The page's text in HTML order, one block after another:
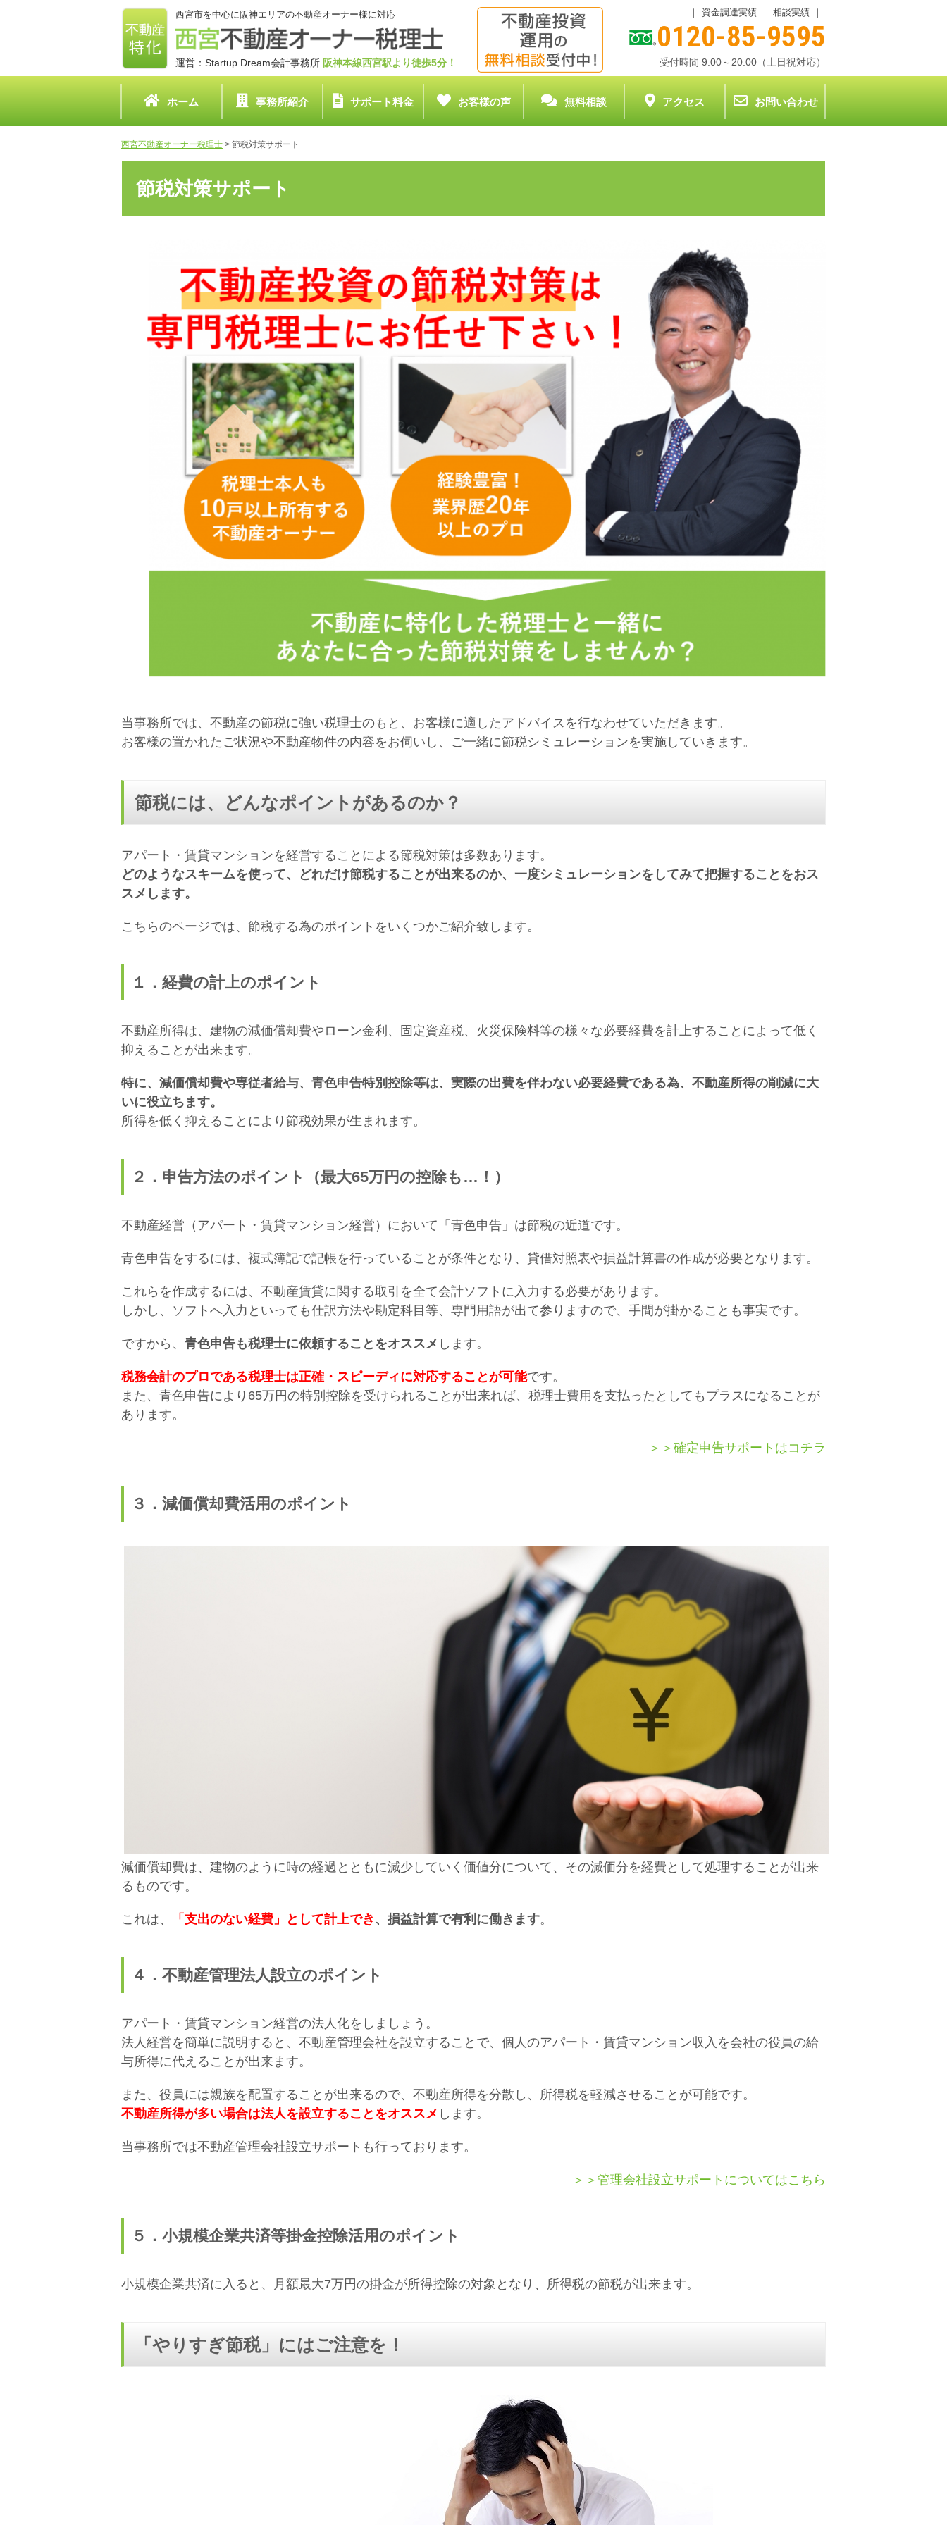
西宮市を中心に阪神エリアの不動産オーナー様に対応
運営：Startup Dream会計事務所 阪神本線西宮駅より徒歩5分！
｜ 資金調達実績 ｜ 相談実績 ｜
0120-85-9595
受付時間 9:00～20:00（土日祝対応）
ホーム 事務所紹介 サポート料金 お客様の声 無料相談 アクセス お問い合わせ
西宮不動産オーナー税理士 > 節税対策サポート
節税対策サポート
当事務所では、不動産の節税に強い税理士のもと、お客様に適したアドバイスを行なわせていただきます。
お客様の置かれたご状況や不動産物件の内容をお伺いし、ご一緒に節税シミュレーションを実施していきます。
節税には、どんなポイントがあるのか？
アパート・賃貸マンションを経営することによる節税対策は多数あります。
どのようなスキームを使って、どれだけ節税することが出来るのか、一度シミュレーションをしてみて把握することをおス
スメします。
こちらのページでは、節税する為のポイントをいくつかご紹介致します。
１．経費の計上のポイント
不動産所得は、建物の減価償却費やローン金利、固定資産税、火災保険料等の様々な必要経費を計上することによって低く
抑えることが出来ます。
特に、減価償却費や専従者給与、青色申告特別控除等は、実際の出費を伴わない必要経費である為、不動産所得の削減に大
いに役立ちます。
所得を低く抑えることにより節税効果が生まれます。
２．申告方法のポイント（最大65万円の控除も…！）
不動産経営（アパート・賃貸マンション経営）において「青色申告」は節税の近道です。
青色申告をするには、複式簿記で記帳を行っていることが条件となり、貸借対照表や損益計算書の作成が必要となります。
これらを作成するには、不動産賃貸に関する取引を全て会計ソフトに入力する必要があります。
しかし、ソフトへ入力といっても仕訳方法や勘定科目等、専門用語が出て参りますので、手間が掛かることも事実です。
ですから、 青色申告も税理士に依頼することをオススメ します。
税務会計のプロである税理士は正確・スピーディに対応することが可能です。
また、青色申告により65万円の特別控除を受けられることが出来れば、税理士費用を支払ったとしてもプラスになることが
あります。
＞＞確定申告サポートはコチラ
３．減価償却費活用のポイント
減価償却費は、建物のように時の経過とともに減少していく価値分について、その減価分を経費として処理することが出来
るものです。
これは、 「支出のない経費」として計上でき 、損益計算で有利に働きます。
４．不動産管理法人設立のポイント
アパート・賃貸マンション経営の法人化をしましょう。
法人経営を簡単に説明すると、不動産管理会社を設立することで、個人のアパート・賃貸マンション収入を会社の役員の給
与所得に代えることが出来ます。
また、役員には親族を配置することが出来るので、不動産所得を分散し、所得税を軽減させることが可能です。
不動産所得が多い場合は法人を設立することをオススメ します。
当事務所では不動産管理会社設立サポートも行っております。
＞＞管理会社設立サポートについてはこちら
５．小規模企業共済等掛金控除活用のポイント
小規模企業共済に入ると、月額最大7万円の掛金が所得控除の対象となり、所得税の節税が出来ます。
「やりすぎ節税」にはご注意を！